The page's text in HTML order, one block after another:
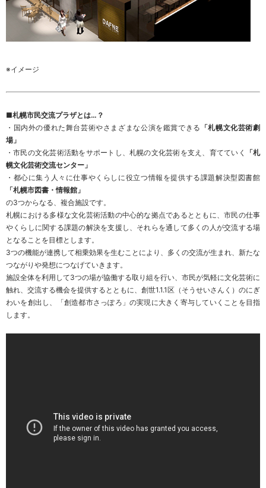
※イメージ
■札幌市民交流プラザとは…？
・国内外の優れた舞台芸術やさまざまな公演を鑑賞できる 「札幌文化芸術劇
場」
・市民の文化芸術活動をサポートし、札幌の文化芸術を支え、育てていく
「札
幌文化芸術交流センター」
・都心に集う人々に仕事やくらしに役立つ情報を提供する課題解決型図書館
「札幌市図書・情報館」
の3つからなる、複合施設です。
札幌における多様な文化芸術活動の中心的な拠点であるとともに、市民の仕事
やくらしに関する課題の解決を支援し、それらを通して多くの人が交流する場
となることを目標とします。
3つの機能が連携して相乗効果を生むことにより、多くの交流が生まれ、新たな
つながりや発想につなげていきます。
施設全体を利用して3つの場が協働する取り組を行い、市民が気軽に文化芸術に
触れ、交流する機会を提供するとともに、創世1.1.1区（そうせいさんく）のにぎ
わいを創出し、「創造都市さっぽろ」の実現に大きく寄与していくことを目指
します。